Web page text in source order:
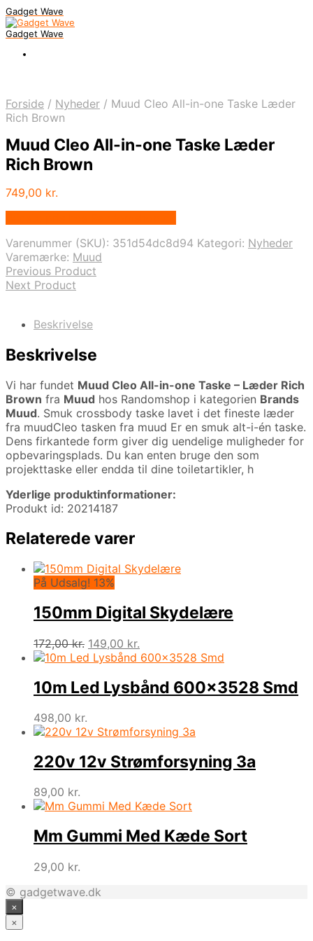
Gadget Wave
Gadget Wave
Forside / Nyheder / Muud Cleo All-in-one Taske Læder
Rich Brown
Muud Cleo All-in-one Taske Læder
Rich Brown
749,00 kr.
Varenummer (SKU): 351d54dc8d94 Kategori: Nyheder
Varemærke: Muud
Previous Product
Next Product
Beskrivelse
Beskrivelse
Vi har fundet Muud Cleo All-in-one Taske – Læder Rich
Brown fra Muud hos Randomshop i kategorien Brands
Muud. Smuk crossbody taske lavet i det fineste læder
fra muudCleo tasken fra muud Er en smuk alt-i-én taske.
Dens firkantede form giver dig uendelige muligheder for
opbevaringsplads. Du kan enten bruge den som
projekttaske eller endda til dine toiletartikler, h
Yderlige produktinformationer:
Produkt id: 20214187
Relaterede varer
På Udsalg! 13%
150mm Digital Skydelære
172,00kr. Den
oprindelige
var:
172,00 kr..
149,00 kr.
aktuelle
er:
149,00 kr..
10m Led Lysbånd 600×3528 Smd
498,00 kr.
220v 12v Strømforsyning 3a
89,00 kr.
Mm Gummi Med Kæde Sort
29,00 kr.
© gadgetwave.dk
×
×